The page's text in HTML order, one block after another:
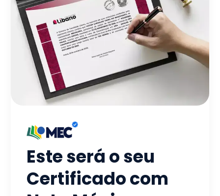
Este será o seu
Certificado com